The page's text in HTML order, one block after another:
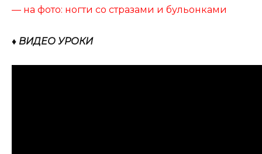
— на фото: ногти со стразами и бульонками
♦ ВИДЕО УРОКИ